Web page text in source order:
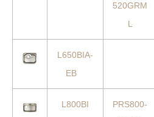
520GRM
L
L650BIA-
EB
L800BI
PRS800-